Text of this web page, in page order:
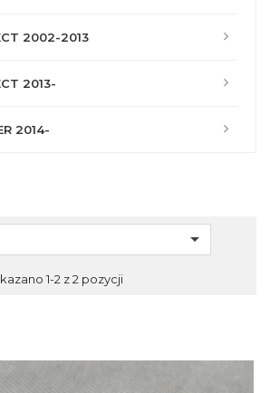
2002-2013
2013-
2014-

1-2 z 2 pozycji